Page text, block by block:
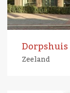
Zeeland